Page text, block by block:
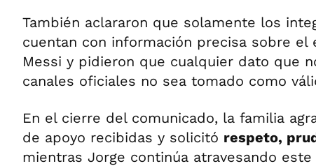
También aclararon que solamente los
cuentan con información precisa sobre el
Messi y pidieron que cualquier dato que
canales oficiales no sea tomado como
En el cierre del comunicado, la familia
de apoyo recibidas y solicitó respeto,
mientras Jorge continúa atravesando